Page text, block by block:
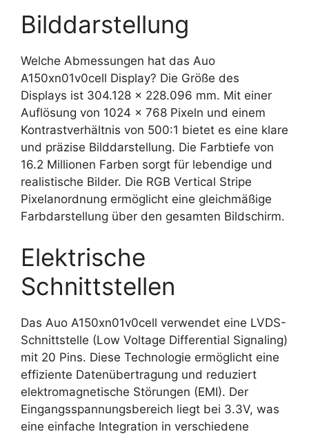
Bilddarstellung
Welche Abmessungen hat das Auo
A150xn01v0cell Display? Die Größe des
Displays ist 304.128 x 228.096 mm. Mit einer
Auflösung von 1024 x 768 Pixeln und einem
Kontrastverhältnis von 500:1 bietet es eine klare
und präzise Bilddarstellung. Die Farbtiefe von
16.2 Millionen Farben sorgt für lebendige und
realistische Bilder. Die RGB Vertical Stripe
Pixelanordnung ermöglicht eine gleichmäßige
Farbdarstellung über den gesamten Bildschirm.
Elektrische
Schnittstellen
Das Auo A150xn01v0cell verwendet eine LVDS-
Schnittstelle (Low Voltage Differential Signaling)
mit 20 Pins. Diese Technologie ermöglicht eine
effiziente Datenübertragung und reduziert
elektromagnetische Störungen (EMI). Der
Eingangsspannungsbereich liegt bei 3.3V, was
eine einfache Integration in verschiedene